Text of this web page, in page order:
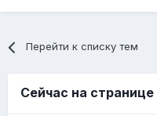
Перейти к списку тем
Сейчас на странице